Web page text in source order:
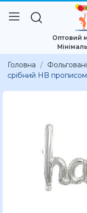
Оптовий
Головна
срібний HB